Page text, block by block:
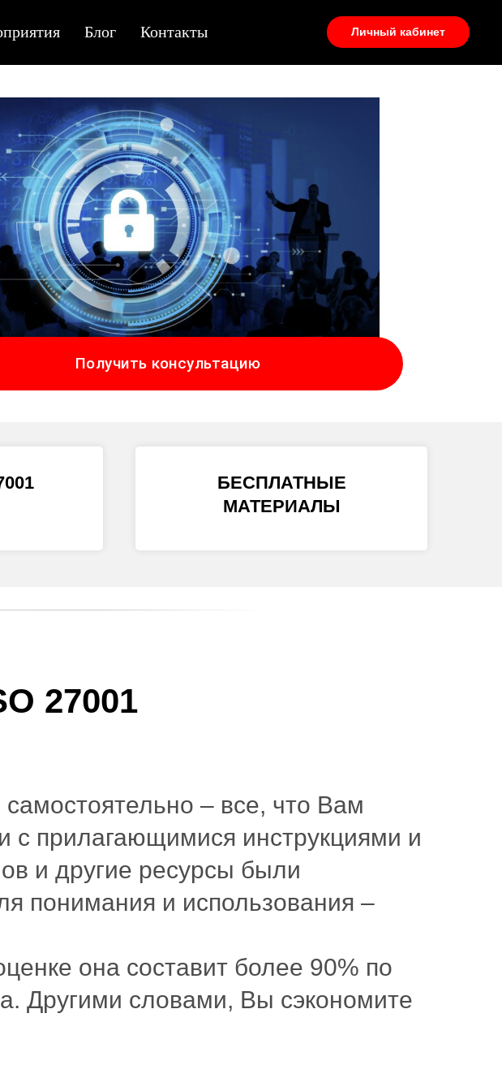
Блог Контакты Личный кабинет
Получить консультацию
БЕСПЛАТНЫЕ
МАТЕРИАЛЫ
27001
– все, что Вам
с прилагающимися инструкциями и
и другие ресурсы были
понимания и использования –
она составит более 90% по
Другими словами, Вы сэкономите